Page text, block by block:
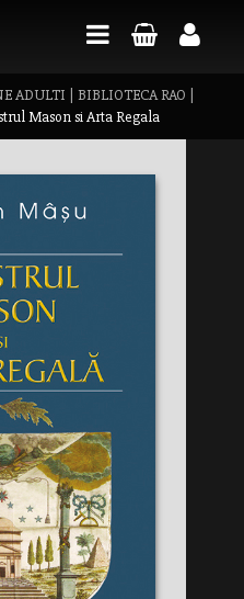
ADULTI BIBLIOTECA RAO
Mason si Arta Regala